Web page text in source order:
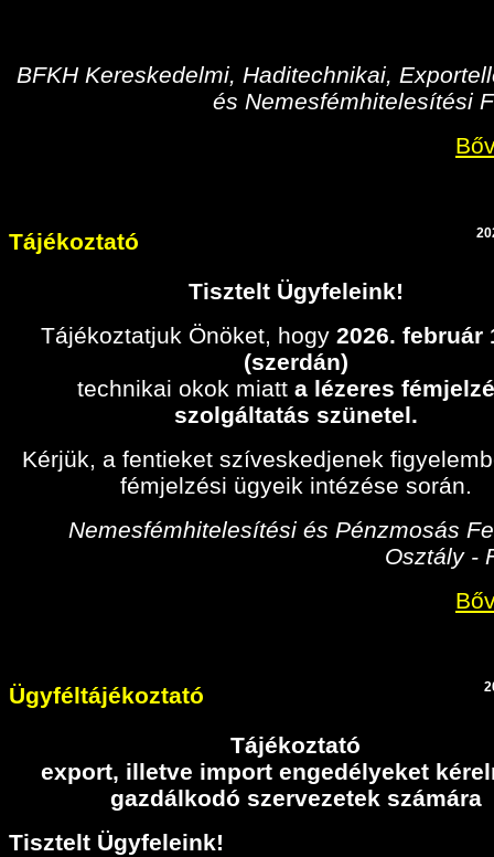
BFKH Kereskedelmi, Haditechnikai,
és Nemesfémhitelesítési
Tájékoztató
Tisztelt Ügyfeleink!
Tájékoztatjuk Önöket, hogy 2026. február
(szerdán)
technikai okok miatt a lézeres
szolgáltatás szünetel.
Kérjük, a fentieket szíveskedjenek
fémjelzési ügyeik intézése során.
Nemesfémhitelesítési és Pénzmosás
Osztály -
Ügyféltájékoztató
Tájékoztató
export, illetve import engedélyeket
gazdálkodó szervezetek számára
Tisztelt Ügyfeleink!